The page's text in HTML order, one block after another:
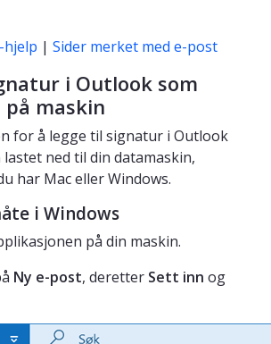
hjelp | Sider merket med e-post
i Outlook som
maskin
for å legge til signatur i Outlook
ned til din datamaskin,
har Mac eller Windows.
i Windows
på din maskin.
Ny e-post, deretter Sett inn og